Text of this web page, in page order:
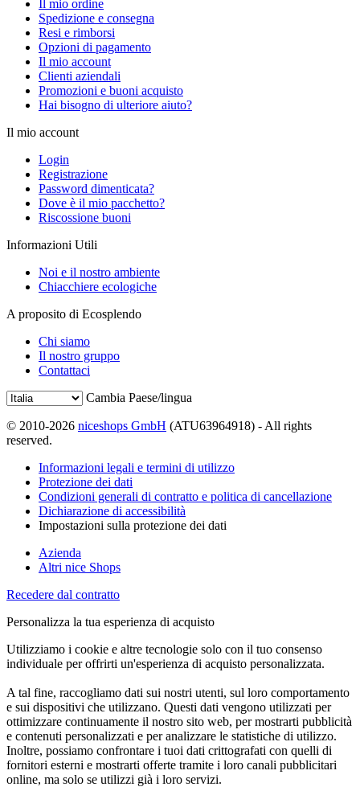
Il mio ordine
Spedizione e consegna
Resi e rimborsi
Opzioni di pagamento
Il mio account
Clienti aziendali
Promozioni e buoni acquisto
Hai bisogno di ulteriore aiuto?
Il mio account
Login
Registrazione
Password dimenticata?
Dove è il mio pacchetto?
Riscossione buoni
Informazioni Utili
Noi e il nostro ambiente
Chiacchiere ecologiche
A proposito di Ecosplendo
Chi siamo
Il nostro gruppo
Contattaci
Cambia Paese/lingua
© 2010-2026 niceshops GmbH (ATU63964918) - All rights
reserved.
Informazioni legali e termini di utilizzo
Protezione dei dati
Condizioni generali di contratto e politica di cancellazione
Dichiarazione di accessibilità
Impostazioni sulla protezione dei dati
Azienda
Altri nice Shops
Recedere dal contratto
Personalizza la tua esperienza di acquisto
Utilizziamo i cookie e altre tecnologie solo con il tuo consenso
individuale per offrirti un'esperienza di acquisto personalizzata.
A tal fine, raccogliamo dati sui nostri utenti, sul loro comportamento
e sui dispositivi che utilizzano. Questi dati vengono utilizzati per
ottimizzare continuamente il nostro sito web, per mostrarti pubblicità
e contenuti personalizzati e per analizzare le statistiche di utilizzo.
Inoltre, possiamo confrontare i tuoi dati crittografati con quelli di
fornitori esterni e mostrarti offerte tramite i loro canali pubblicitari
online, ma solo se utilizzi già i loro servizi.